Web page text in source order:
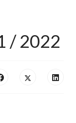
/ 2022